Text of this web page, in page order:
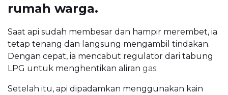
rumah warga.
Saat api sudah membesar dan hampir merembet, ia
tetap tenang dan langsung mengambil tindakan.
Dengan cepat, ia mencabut regulator dari tabung
LPG untuk menghentikan aliran gas.
Setelah itu, api dipadamkan menggunakan kain